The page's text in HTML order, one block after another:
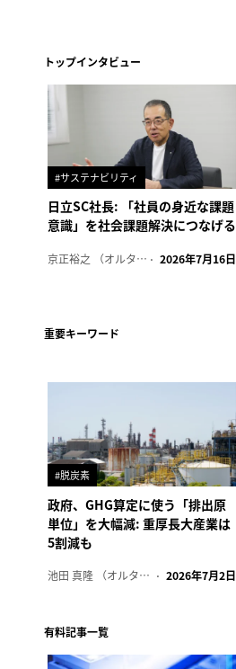
トップインタビュー
#サステナビリティ
日立SC社長: 「社員の身近な課題
意識」を社会課題解決につなげる
京正裕之 （オルタナ副編集長） 2026年7月16日
重要キーワード
#脱炭素
政府、GHG算定に使う「排出原
単位」を大幅減: 重厚長大産業は
5割減も
池田 真隆 （オルタナ輪番編集長） 2026年7月2日
有料記事一覧